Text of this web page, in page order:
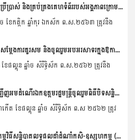
សិក្ខាសាលាស្តីពីវឌ្ឍនភាពនៃការប្រើប្រាស់ និងគ្រប់គ្រងគេហទំព័ររបស់អង្គភាពក្រោមឱវាទក្រសួងកសិកម្ម រុក្ខាប្រមាញ់ និងនេសាទ
ោច ខែកត្តិក ឆ្នាំកុរ ឯកស័ក ព.ស.២៥៦៣ ត្រូវនឹង
លោកប្រធាននាយកដ្ឋានចូលជួបសម្តែងការគួរសម និងចូលរួមអបអរសាទរក្នុងឱកាសចូលឆ្នាំខែ្មរប្រពៃណីជាតិ
ែផល្គុន ឆ្នាំច សំរឹទ្ធិស័ក ព.ស.២៥៦២ ត្រូវនឹង
លោកប្រធាននាយកដ្ឋានបានអញ្ជើញអមដំណើរឯកឧត្តមរដ្ឋមន្រ្តីចូលរួមពិធីបិទសន្និបាតនាយកដ្ឋាននីតិកម្មកសិកម្មនៅខេត្តសៀមរាប
ើត ខែផល្គុន ឆ្នាំច សំរឹទ្ធិស័ក ព.ស ២៥៦២ ត្រូវ
លោកប្រធាននាយកដ្ឋានចូលរួមកម្មវិធីសន្និបាតលទ្ធផលដាំដំណាំកសិ-ឧស្សហកម្ម (ដាំកៅស៊ូ) របស់ក្រុមហ៊ុនសមាជិក VGR និងបណ្តាក្រុមហ៊ុនវិនិយោគផ្សេងៗទៀតរបស់វៀតណាមនៅកម្ពុជា